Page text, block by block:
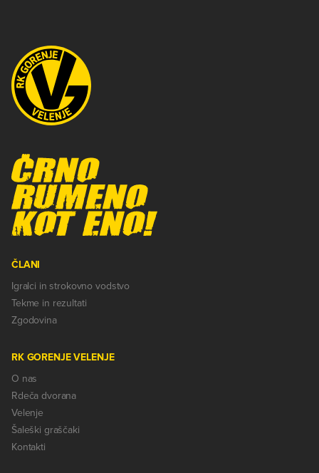
ČLANI
Igralci in strokovno vodstvo
Tekme in rezultati
Zgodovina
RK GORENJE VELENJE
O nas
Rdeča dvorana
Velenje
Šaleški graščaki
Kontakti